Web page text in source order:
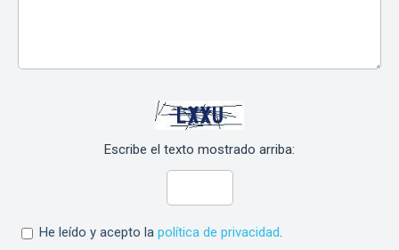
Escribe el texto mostrado arriba:
He leído y acepto la política de privacidad.